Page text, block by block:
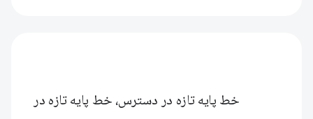
خط پایه تازه در دسترس، خط پایه تازه در